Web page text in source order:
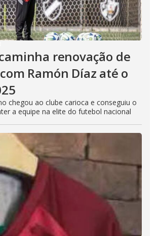
renovação de
Ramón Díaz até o
chegou ao clube carioca e conseguiu o
a equipe na elite do futebol nacional